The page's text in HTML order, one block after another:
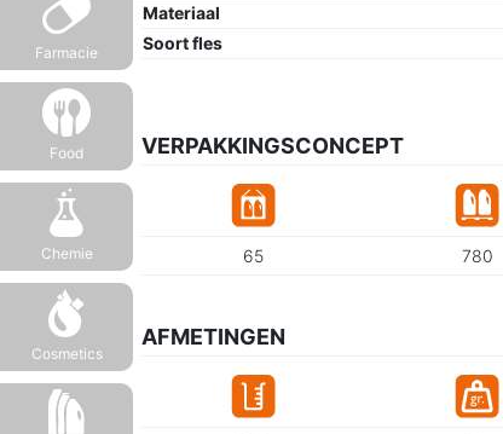
Farmacie
Food
Chemie
Cosmetics
Materiaal
Soort fles
VERPAKKINGSCONCEPT
65 780
AFMETINGEN